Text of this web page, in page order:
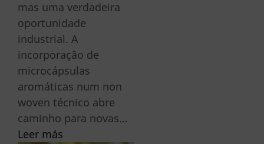
mas uma verdadeira
oportunidade
industrial. A
incorporação de
microcápsulas
aromáticas num non
woven técnico abre
caminho para novas…
Leer más